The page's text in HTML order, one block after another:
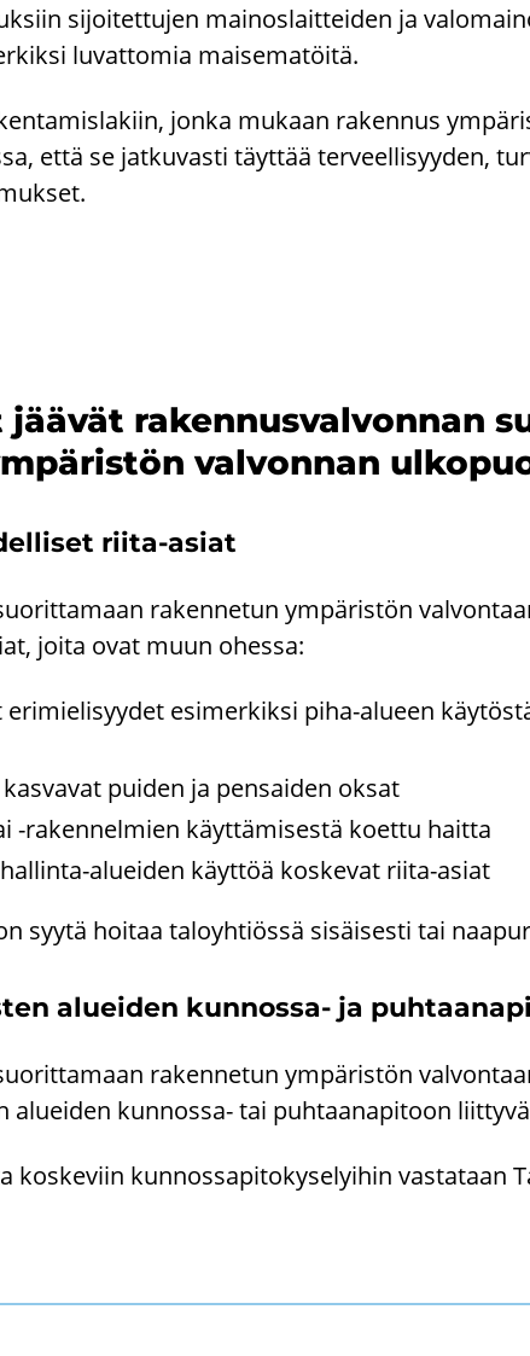
si­joi­tet­tu­jen mai­nos­lait­tei­den ja
lu­vat­to­mia mai­se­ma­töi­tä.
jonka mu­kaan ra­ken­nus
että se jat­ku­vas­ti täyt­tää ter­veel­li­syy­den,
jää­vät ra­ken­nus­val­von­nan
val­von­nan
riita-​asiat
ra­ken­ne­tun ym­pä­ris­tön
joita ovat muun ohes­sa:
esi­mer­kik­si piha-​alueen
pui­den ja pen­sai­den oksat
-​rakennelmien käyt­tä­mi­ses­tä koet­tu hait­ta
​alueiden käyt­töä kos­ke­vat riita-​asiat
syytä hoi­taa ta­lo­yh­tiös­sä si­säi­ses­ti tai
aluei­den kunnossa-​ ja
ra­ken­ne­tun ym­pä­ris­tön
aluei­den kunnossa-​ tai puh­taa­na­pi­toon
kos­ke­viin kun­nos­sa­pi­to­ky­se­lyi­hin vas­ta­taan